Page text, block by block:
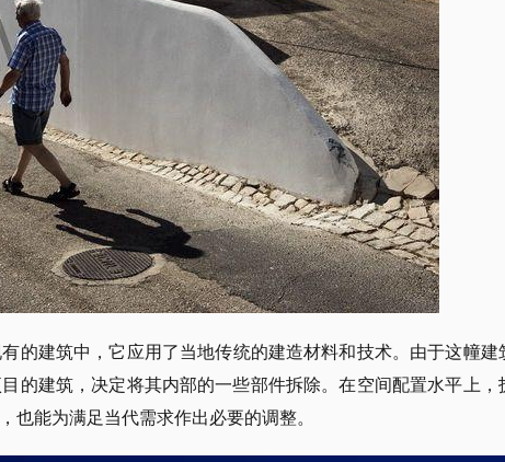
的建筑中，它应用了当地传统的建造材料和技术。由于这幢建
的建筑，决定将其内部的一些部件拆除。在空间配置水平上，
也能为满足当代需求作出必要的调整。